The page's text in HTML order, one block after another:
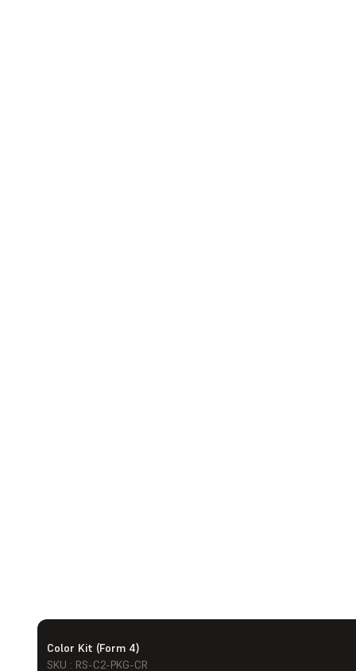
Color Kit (Form 4)
SKU : RS-C2-PKG-CR